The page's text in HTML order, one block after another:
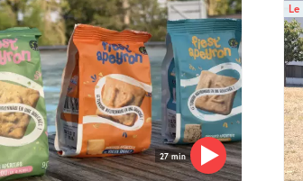
27 min
Le